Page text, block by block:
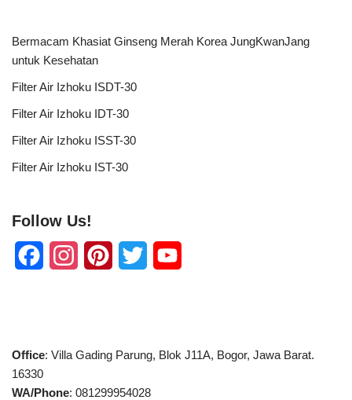
Bermacam Khasiat Ginseng Merah Korea JungKwanJang
untuk Kesehatan
Filter Air Izhoku ISDT-30
Filter Air Izhoku IDT-30
Filter Air Izhoku ISST-30
Filter Air Izhoku IST-30
Follow Us!
o g r e
Office: Villa Gading Parung, Blok J11A, Bogor, Jawa Barat.
16330
WA/Phone: 081299954028